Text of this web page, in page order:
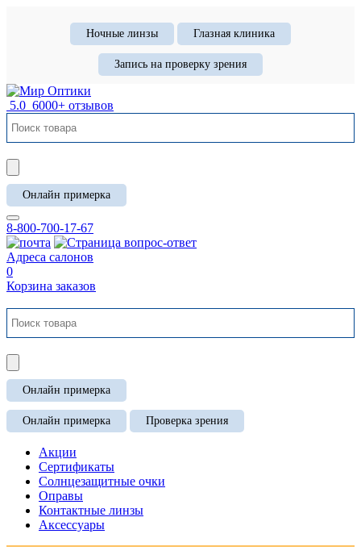
Ночные линзы Глазная клиника
Запись на проверку зрения
5.0 6000+ отзывов
Онлайн примерка
8-800-700-17-67
Адреса салонов
0
Корзина заказов
Онлайн примерка
Онлайн примерка Проверка зрения
Акции
Сертификаты
Солнцезащитные очки
Оправы
Контактные линзы
Аксессуары